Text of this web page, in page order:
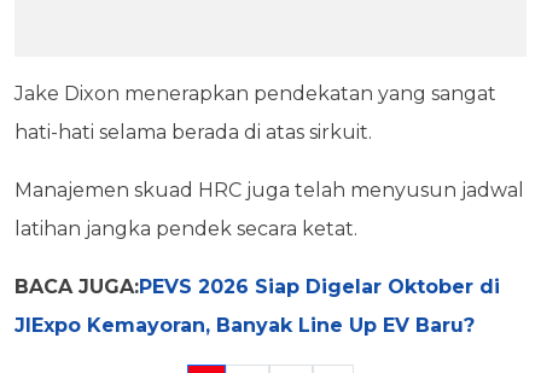
Jake Dixon menerapkan pendekatan yang sangat
hati-hati selama berada di atas sirkuit.
Manajemen skuad HRC juga telah menyusun jadwal
latihan jangka pendek secara ketat.
BACA JUGA:PEVS 2026 Siap Digelar Oktober di
JIExpo Kemayoran, Banyak Line Up EV Baru?